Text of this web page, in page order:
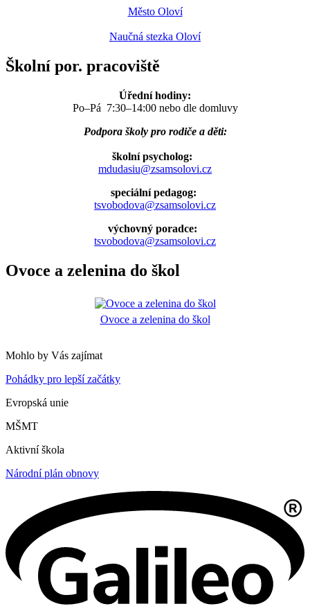
Město Oloví
Naučná stezka Oloví
Školní por. pracoviště
Úřední hodiny:
Po–Pá 7:30–14:00 nebo dle domluvy
Podpora školy pro rodiče a děti:
školní psycholog:
mdudasiu@zsamsolovi.cz
speciální pedagog:
tsvobodova@zsamsolovi.cz
výchovný poradce:
tsvobodova@zsamsolovi.cz
Ovoce a zelenina do škol
Ovoce a zelenina do škol
Mohlo by Vás zajímat
Pohádky pro lepší začátky
Evropská unie
MŠMT
Aktivní škola
Národní plán obnovy